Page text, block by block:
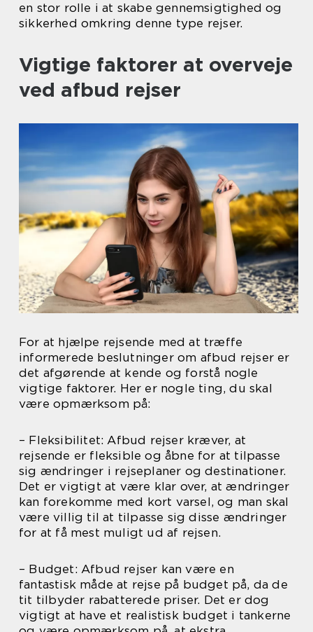
en stor rolle i at skabe gennemsigtighed og
sikkerhed omkring denne type rejser.
Vigtige faktorer at overveje
ved afbud rejser
For at hjælpe rejsende med at træffe
informerede beslutninger om afbud rejser er
det afgørende at kende og forstå nogle
vigtige faktorer. Her er nogle ting, du skal
være opmærksom på:
– Fleksibilitet: Afbud rejser kræver, at
rejsende er fleksible og åbne for at tilpasse
sig ændringer i rejseplaner og destinationer.
Det er vigtigt at være klar over, at ændringer
kan forekomme med kort varsel, og man skal
være villig til at tilpasse sig disse ændringer
for at få mest muligt ud af rejsen.
– Budget: Afbud rejser kan være en
fantastisk måde at rejse på budget på, da de
tit tilbyder rabatterede priser. Det er dog
vigtigt at have et realistisk budget i tankerne